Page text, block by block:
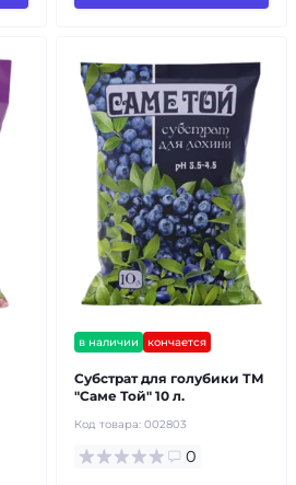
в наличии кончается
Субстрат для голубики ТМ
"Саме Той" 10 л.
Код товара: 002803
0